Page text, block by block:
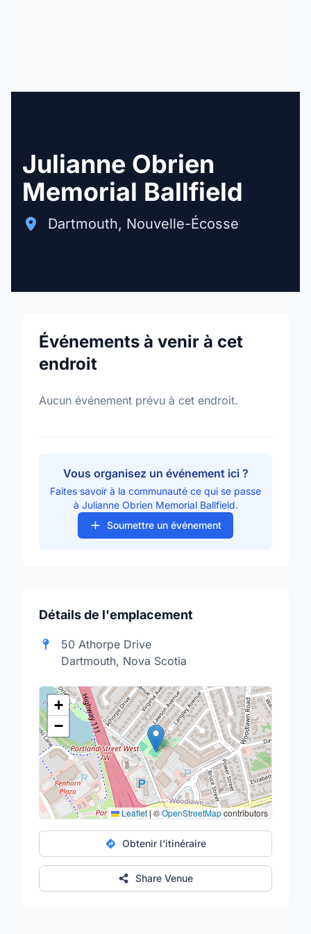
Julianne Obrien
Memorial Ballfield
Dartmouth, Nouvelle-Écosse
Événements à venir à cet
endroit
Aucun événement prévu à cet endroit.
Vous organisez un événement ici ?
Faites savoir à la communauté ce qui se passe
à Julianne Obrien Memorial Ballfield.
Soumettre un événement
Détails de l'emplacement
50 Athorpe Drive
Dartmouth, Nova Scotia
+
−
Leaflet|©OpenStreetMapcontributors
Obtenir l'itinéraire
Share Venue